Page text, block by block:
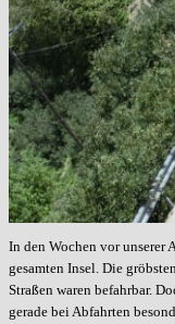
In den Wochen vor unserer
gesamten Insel. Die
Straßen waren befahrbar.
gerade bei Abfahrten